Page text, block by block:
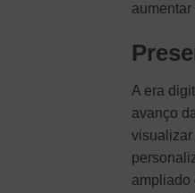
A era
avanço
visualizar
ampliado